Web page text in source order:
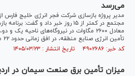
می‌رسد
مدیر پروژه بازسازی شرکت فجر انرژی خلیج فارس
مجتمع در کمتر از ۱۵ روز خبر داد و
معادل ۲۶۰۰ مگاوات در نیروگاه‌های ناحیه یک
تأمین انرژی صنایع منطقه، در افق زمانی حدود ۲۲ ماهه در حال اجراست.
کد خبر: ۴۹۰۲۶۸۶ تاریخ انتشار : ۱۴۰۵/۰۳/۲۳